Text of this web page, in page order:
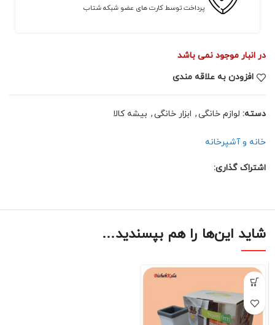
پرداخت توسط کارت های عضو شبکه شتاب
در انبار موجود نمی باشد
افزودن به علاقه مندی
دسته: لوازم خانگی, ابزار خانگی, بیشه کالا
خانه و آشپرخانه
اشتراک گذاری:
شاید این‌ها را هم بپسندید…